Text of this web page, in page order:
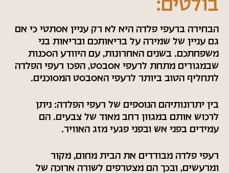
בולטים:
הבחירה ברעפי פלדה היא לא רק עניין אסתטי כי אם
גם עניין של שמירה על בריאותכם ובריאות בני
משפחתכם. בשנים האחרונות, עם היוודע הסכנות
שבמגורים מתחת לרעפי אסבסט, הפכו רעפי הפלדה
לתחליף הטוב ביותר לרעפי האסבסט המסוכנים.
בין יתרונותיהם הנוספים של רעפי הפלדה: ניתן
לרכוש אותם במגוון רחב מאוד של צבעים. הם
עמידים בפני אש ובפני פגעי מזג האוויר.
רעפי פלדה מבודדים את הבית מחום, מקור
ומרעשים, ובכך הם מצטרפים לשורה ארוכה של